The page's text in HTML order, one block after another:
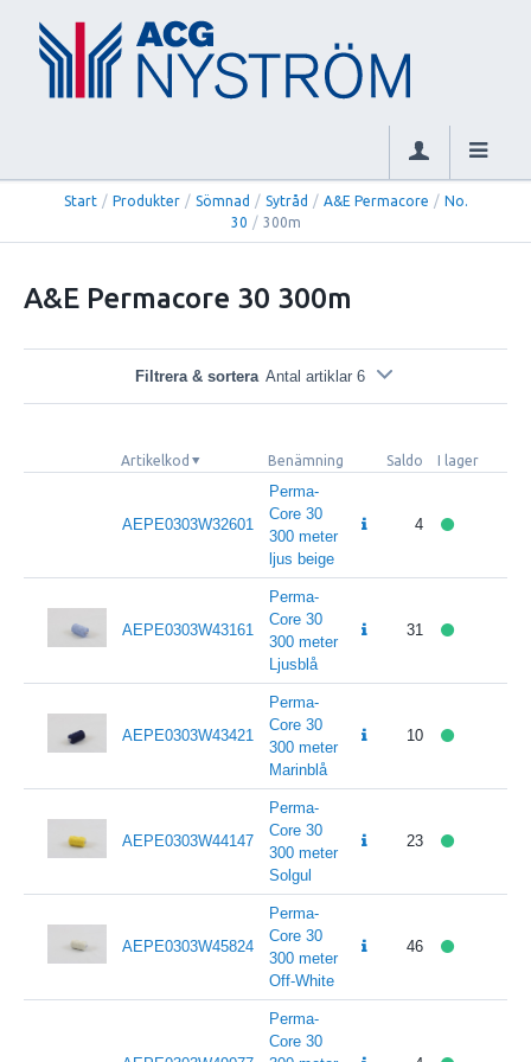
Start / Produkter / Sömnad / Sytråd / A&E Permacore / No.
30 / 300m
A&E Permacore 30 300m
Filtrera & sortera Antal artiklar 6
Artikelkod Benämning Saldo I lager
AEPE0303W32601
Perma-
Core 30
300 meter
ljus beige
4
AEPE0303W43161
Perma-
Core 30
300 meter
Ljusblå
31
AEPE0303W43421
Perma-
Core 30
300 meter
Marinblå
10
AEPE0303W44147
Perma-
Core 30
300 meter
Solgul
23
AEPE0303W45824
Perma-
Core 30
300 meter
Off-White
46
Perma-
Core 30